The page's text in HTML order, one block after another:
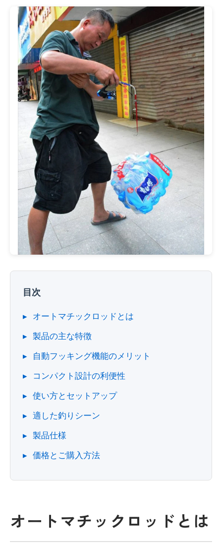
目次
オートマチックロッドとは
製品の主な特徴
自動フッキング機能のメリット
コンパクト設計の利便性
使い方とセットアップ
適した釣りシーン
製品仕様
価格とご購入方法
オートマチックロッドとは